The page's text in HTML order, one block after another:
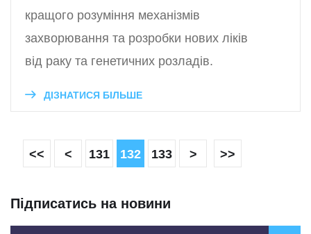
кращого розуміння механізмів
захворювання та розробки нових ліків
від раку та генетичних розладів.
ДІЗНАТИСЯ БІЛЬШЕ
<< < 131 132 133 > >>
Підписатись на новини